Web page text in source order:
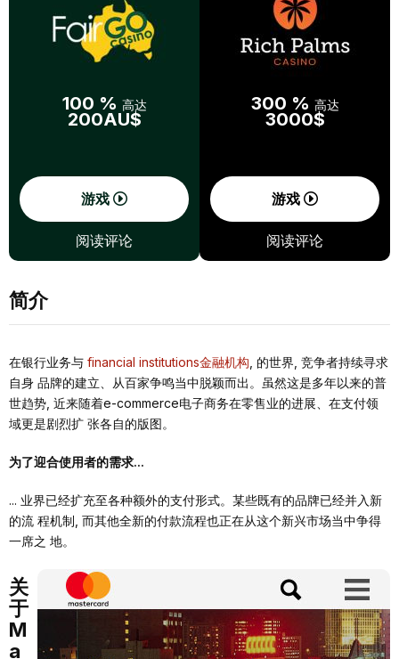
100 % 高达
200AU$
游戏
阅读评论
300 % 高达
3000$
游戏
阅读评论
简介
在银⾏业务与 financial institutions⾦融机构 , 的世界, 竞争者持续寻求
⾃⾝ 品牌的建⽴、从百家争鸣当中脱颖⽽出。虽然这是多年以来的普
世趋势, 近来随着e-commerce电⼦商务在零售业的进展、在⽀付领
域更是剧烈扩 张各⾃的版图。
为了迎合使⽤者的需求...
... 业界已经扩充⾄各种额外的⽀付形式。某些既有的品牌已经并⼊新
的流 程机制, ⽽其他全新的付款流程也正在从这个新兴市场当中争得
⼀席之 地。
关
于
M
a